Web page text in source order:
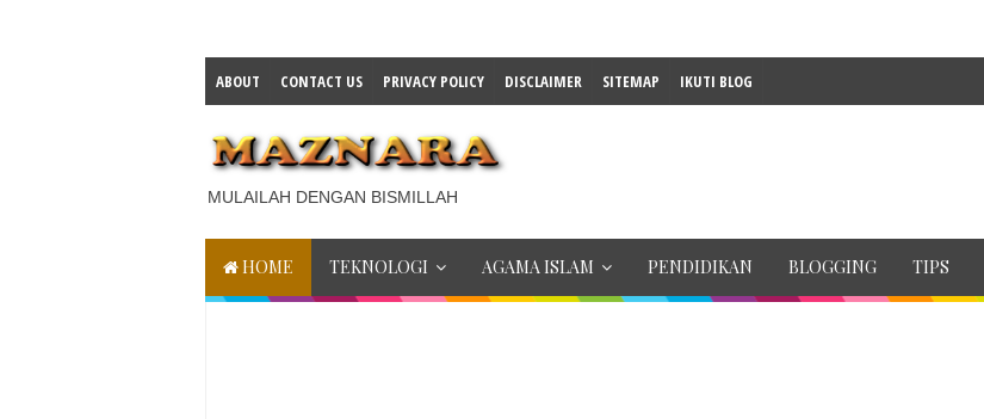
ABOUT CONTACT US PRIVACY POLICY DISCLAIMER SITEMAP IKUTI BLOG
MULAILAH DENGAN BISMILLAH
HOME TEKNOLOGI AGAMA ISLAM PENDIDIKAN BLOGGING TIPS